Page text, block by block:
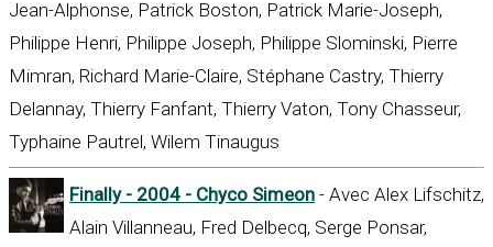
Jean-Alphonse, Patrick Boston, Patrick Marie-Joseph,
Philippe Henri, Philippe Joseph, Philippe Slominski, Pierre
Mimran, Richard Marie-Claire, Stéphane Castry, Thierry
Delannay, Thierry Fanfant, Thierry Vaton, Tony Chasseur,
Typhaine Pautrel, Wilem Tinaugus
Finally - 2004 - Chyco Simeon - Avec Alex Lifschitz,
Alain Villanneau, Fred Delbecq, Serge Ponsar,